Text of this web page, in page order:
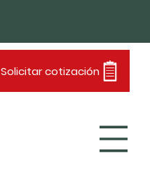
Solicitar cotización